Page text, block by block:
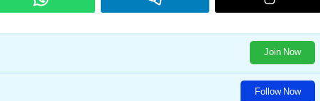
Join Now
Follow Now